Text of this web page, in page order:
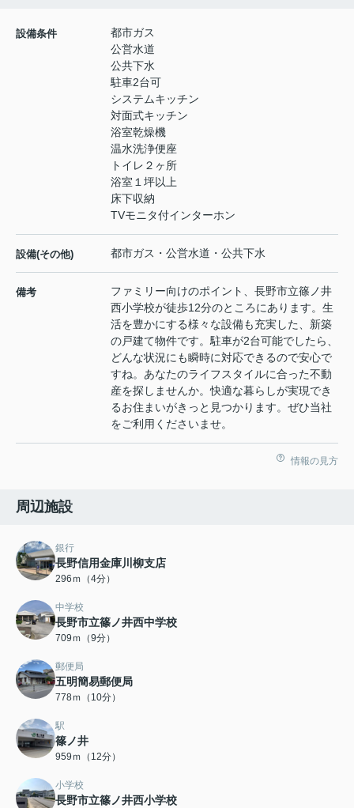
設備条件
都市ガス
公営水道
公共下水
駐車2台可
システムキッチン
対面式キッチン
浴室乾燥機
温水洗浄便座
トイレ２ヶ所
浴室１坪以上
床下収納
TVモニタ付インターホン
設備(その他) 都市ガス・公営水道・公共下水
備考
ファミリー向けのポイント、長野市立篠ノ井
西小学校が徒歩12分のところにあります。生
活を豊かにする様々な設備も充実した、新築
の戸建て物件です。駐車が2台可能でしたら、
どんな状況にも瞬時に対応できるので安心で
すね。あなたのライフスタイルに合った不動
産を探しませんか。快適な暮らしが実現でき
るお住まいがきっと見つかります。ぜひ当社
をご利用くださいませ。
情報の見方
周辺施設
銀行
長野信用金庫川柳支店
296ｍ（4分）
中学校
長野市立篠ノ井西中学校
709ｍ（9分）
郵便局
五明簡易郵便局
778ｍ（10分）
駅
篠ノ井
959ｍ（12分）
小学校
長野市立篠ノ井西小学校